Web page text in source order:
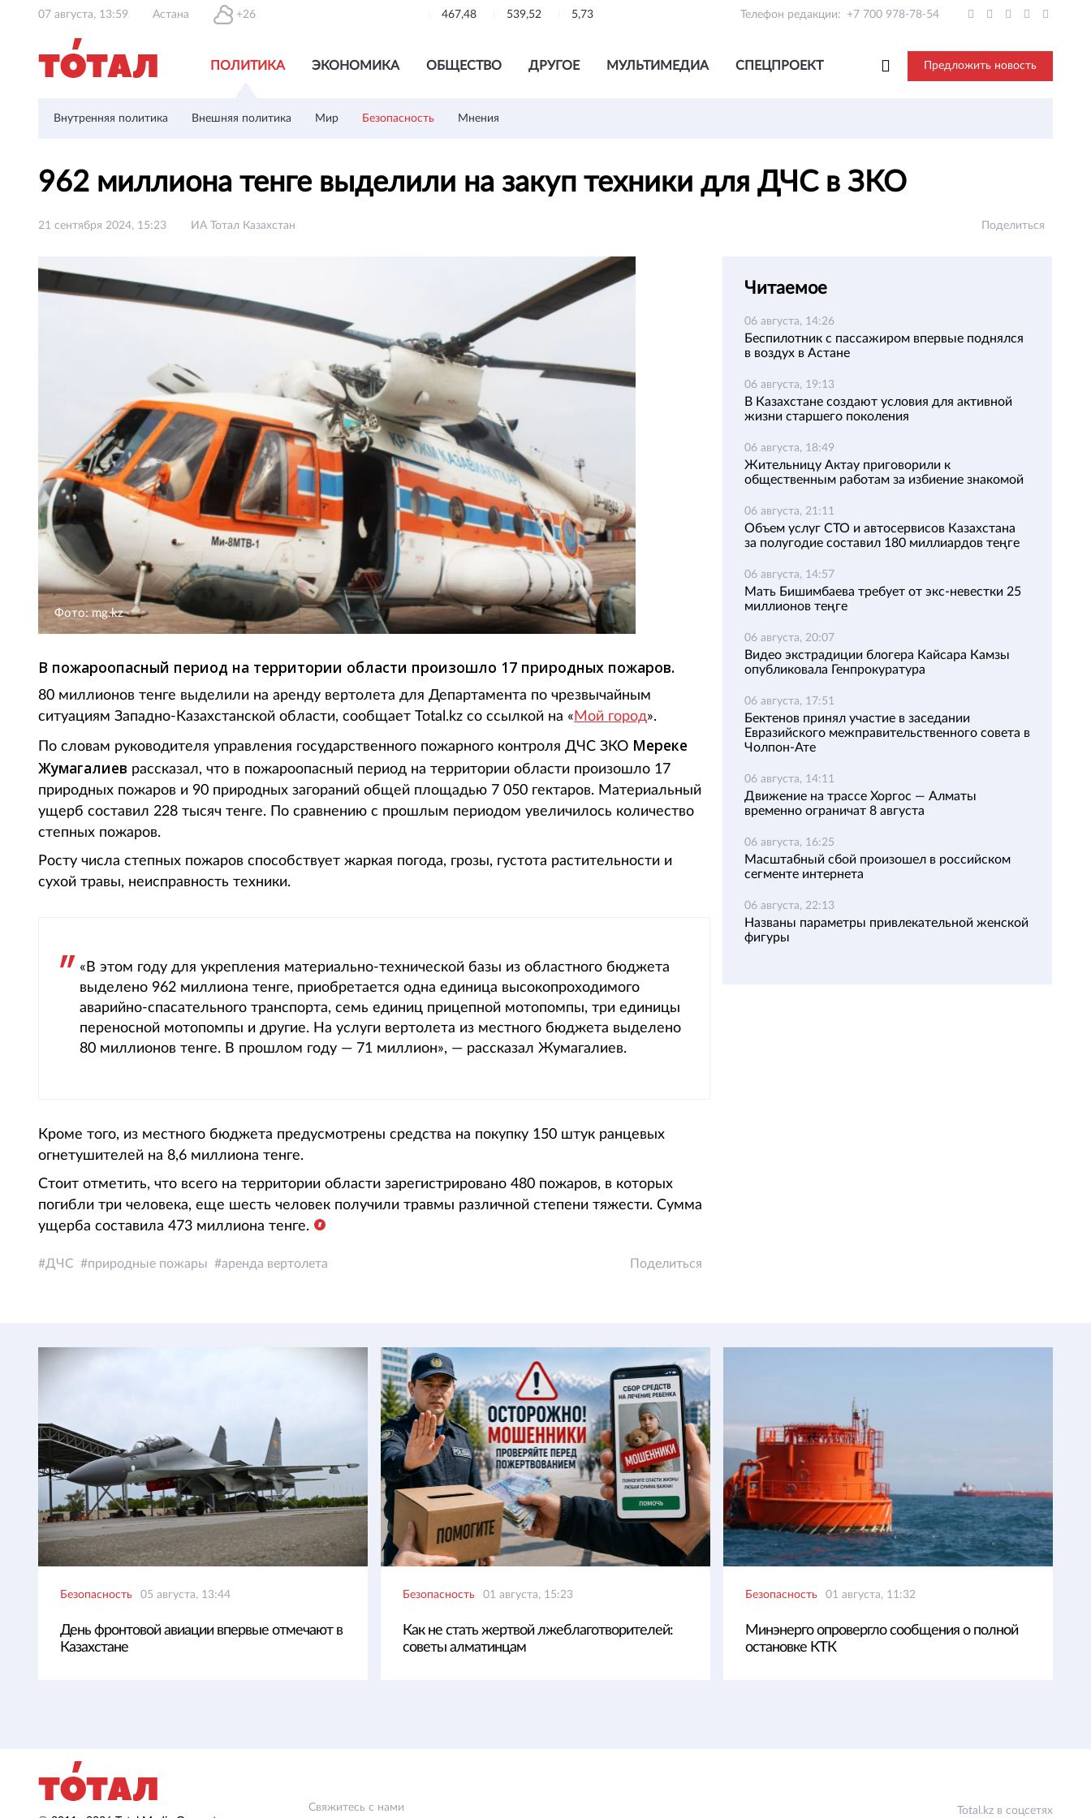
07 августа, 13:59 Астана +26 467,48 539,52 5,73 Телефон редакции: +7 700 978-78-54
ПОЛИТИКА ЭКОНОМИКА ОБЩЕСТВО ДРУГОЕ МУЛЬТИМЕДИА СПЕЦПРОЕКТ Предложить новость
Внутренняя политика Внешняя политика Мир Безопасность Мнения
962 миллиона тенге выделили на закуп техники для ДЧС в ЗКО
21 сентября 2024, 15:23 ИА Тотал Казахстан Поделиться
Фото: mg.kz
В пожароопасный период на территории области произошло 17 природных пожаров.
80 миллионов тенге выделили на аренду вертолета для Департамента по чрезвычайным
ситуациям Западно-Казахстанской области, сообщает Total.kz со ссылкой на « Мой город».
По словам руководителя управления государственного пожарного контроля ДЧС ЗКО Мереке
Жумагалиев рассказал, что в пожароопасный период на территории области произошло 17
природных пожаров и 90 природных загораний общей площадью 7 050 гектаров. Материальный
ущерб составил 228 тысяч тенге. По сравнению с прошлым периодом увеличилось количество
степных пожаров.
Росту числа степных пожаров способствует жаркая погода, грозы, густота растительности и
сухой травы, неисправность техники.
«В этом году для укрепления материально-технической базы из областного бюджета
выделено 962 миллиона тенге, приобретается одна единица высокопроходимого
аварийно-спасательного транспорта, семь единиц прицепной мотопомпы, три единицы
переносной мотопомпы и другие. На услуги вертолета из местного бюджета выделено
80 миллионов тенге. В прошлом году — 71 миллион», — рассказал Жумагалиев.
Кроме того, из местного бюджета предусмотрены средства на покупку 150 штук ранцевых
огнетушителей на 8,6 миллиона тенге.
Стоит отметить, что всего на территории области зарегистрировано 480 пожаров, в которых
погибли три человека, еще шесть человек получили травмы различной степени тяжести. Сумма
ущерба составила 473 миллиона тенге.
ДЧС природные пожары аренда вертолета Поделиться
Читаемое
06 августа, 14:26
Беспилотник с пассажиром впервые поднялся
в воздух в Астане
06 августа, 19:13
В Казахстане создают условия для активной
жизни старшего поколения
06 августа, 18:49
Жительницу Актау приговорили к
общественным работам за избиение знакомой
06 августа, 21:11
Объем услуг СТО и автосервисов Казахстана
за полугодие составил 180 миллиардов теңге
06 августа, 14:57
Мать Бишимбаева требует от экс-невестки 25
миллионов теңге
06 августа, 20:07
Видео экстрадиции блогера Кайсара Камзы
опубликовала Генпрокуратура
06 августа, 17:51
Бектенов принял участие в заседании
Евразийского межправительственного совета в
Чолпон-Ате
06 августа, 14:11
Движение на трассе Хоргос — Алматы
временно ограничат 8 августа
06 августа, 16:25
Масштабный сбой произошел в российском
сегменте интернета
06 августа, 22:13
Названы параметры привлекательной женской
фигуры
Безопасность 05 августа, 13:44
День фронтовой авиации впервые отмечают в
Казахстане
Безопасность 01 августа, 15:23
Как не стать жертвой лжеблаготворителей:
советы алматинцам
Безопасность 01 августа, 11:32
Минэнерго опровергло сообщения о полной
остановке КТК
Свяжитесь с нами Total.kz в соцсетях